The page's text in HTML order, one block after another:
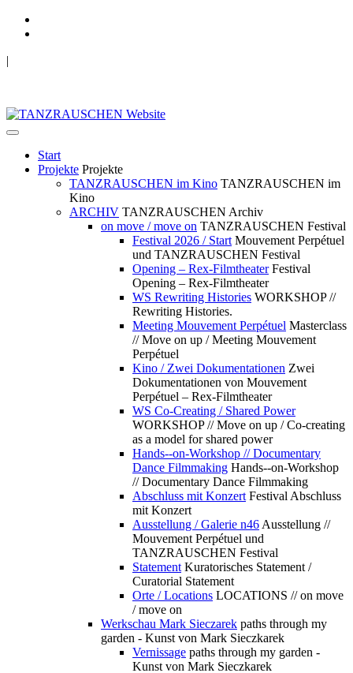
|
Start
Projekte Projekte
TANZRAUSCHEN im Kino TANZRAUSCHEN im
Kino
ARCHIV TANZRAUSCHEN Archiv
on move / move on TANZRAUSCHEN Festival
Festival 2026 / Start Mouvement Perpétuel
und TANZRAUSCHEN Festival
Opening – Rex-Filmtheater Festival
Opening – Rex-Filmtheater
WS Rewriting Histories WORKSHOP //
Rewriting Histories.
Meeting Mouvement Perpétuel Masterclass
// Move on up / Meeting Mouvement
Perpétuel
Kino / Zwei Dokumentationen Zwei
Dokumentationen von Mouvement
Perpétuel – Rex-Filmtheater
WS Co-Creating / Shared Power
WORKSHOP // Move on up / Co-creating
as a model for shared power
Hands--on-Workshop // Documentary
Dance Filmmaking Hands--on-Workshop
// Documentary Dance Filmmaking
Abschluss mit Konzert Festival Abschluss
mit Konzert
Ausstellung / Galerie n46 Ausstellung //
Mouvement Perpétuel und
TANZRAUSCHEN Festival
Statement Kuratorisches Statement /
Curatorial Statement
Orte / Locations LOCATIONS // on move
/ move on
Werkschau Mark Sieczarek paths through my
garden - Kunst von Mark Sieczkarek
Vernissage paths through my garden -
Kunst von Mark Sieczkarek